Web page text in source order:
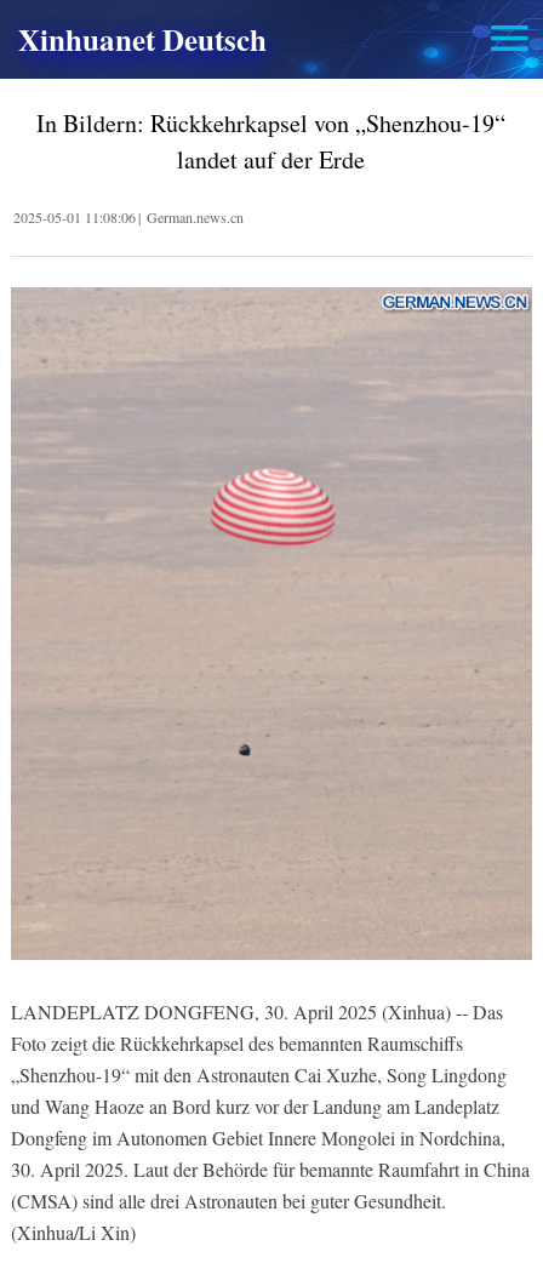
Xinhuanet Deutsch
In Bildern: Rückkehrkapsel von „Shenzhou-19“
landet auf der Erde
2025-05-01 11:08:06| German.news.cn
LANDEPLATZ DONGFENG, 30. April 2025 (Xinhua) -- Das
Foto zeigt die Rückkehrkapsel des bemannten Raumschiffs
„Shenzhou-19“ mit den Astronauten Cai Xuzhe, Song Lingdong
und Wang Haoze an Bord kurz vor der Landung am Landeplatz
Dongfeng im Autonomen Gebiet Innere Mongolei in Nordchina,
30. April 2025. Laut der Behörde für bemannte Raumfahrt in China
(CMSA) sind alle drei Astronauten bei guter Gesundheit.
(Xinhua/Li Xin)